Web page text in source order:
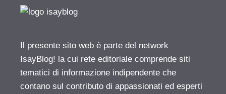
Il presente sito web è parte del network
IsayBlog! la cui rete editoriale comprende siti
tematici di informazione indipendente che
contano sul contributo di appassionati ed esperti